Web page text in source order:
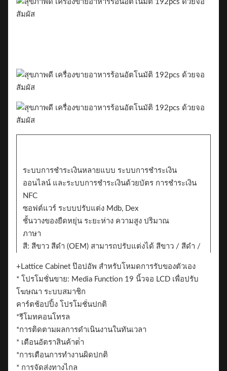
ระบบการชําระเงินหลายแบบ ระบบการชําระเงิน
ออนไลน์ และระบบการชําระเงินด้วยบัตร การชําระเงิน
NFC
ซอฟต์แวร์ ระบบปรับแต่ง Mdb, Dex
ชั้นวางของยืดหยุ่น ระยะห่าง ความสูง ปริมาณ
ภาษา
สี: สีขาว สีดํา (OEM) สามารถปรับแต่งได้ สีขาว / สีดํา /
สติ๊กเกอร์ 2 ด้าน สามารถเพิ่มสติ๊กเกอร์สําหรับการ
+Lattice Cabinet ป๊อปอัพ สําหรับโหมดการรับของตัวเอง
* โปรโมชั่นขาย: Media Function 19 นิ้วจอ LCD เพื่อปรับ
โฆษณา ระบบสมาชิก
คาร์ตช้อปปิ้ง โปรโมชั่นปกติ
*รีโมทคอนโทรล
*การติดตามผลการดําเนินงานในทันเวลา
* เตือนอัตราสินค้าต่ํา
*การเตือนการทํางานผิดปกติ
* การจัดส่งทางไกล